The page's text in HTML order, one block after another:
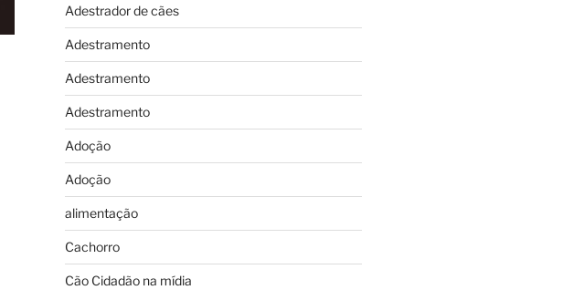
Adestrador de cães
Adestramento
Adestramento
Adestramento
Adoção
Adoção
alimentação
Cachorro
Cão Cidadão na mídia